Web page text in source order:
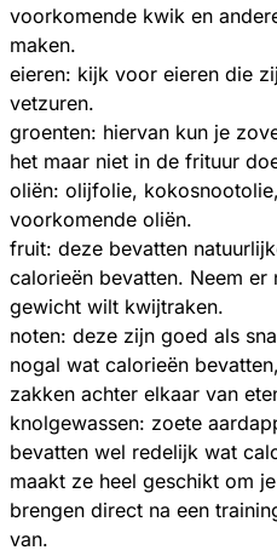
voorkomende kwik en
maken.
eieren: kijk voor eieren die
vetzuren.
groenten: hiervan kun je
het maar niet in de frituur
oliën: olijfolie,
voorkomende oliën.
fruit: deze bevatten
calorieën bevatten. Neem er
gewicht wilt kwijtraken.
noten: deze zijn goed als
nogal wat calorieën
zakken achter elkaar van
knolgewassen: zoete
bevatten wel redelijk wat
maakt ze heel geschikt om
brengen direct na een
van.